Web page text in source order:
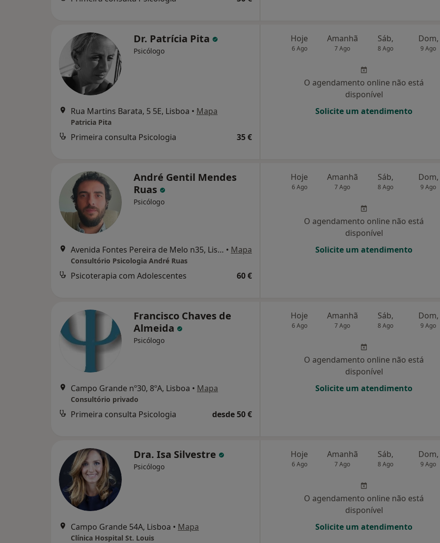
Dr. Patrícia Pita
Psicólogo
Rua Martins Barata, 5 5E, Lisboa • Mapa
Patricia Pita
Primeira consulta Psicologia 35 €
Hoje
6 Ago
Amanhã
7 Ago
Sáb,
8 Ago
Dom,
9 Ago
O agendamento online não está
disponível
Solicite um atendimento
André Gentil Mendes
Ruas
Psicólogo
Avenida Fontes Pereira de Melo n35, Lisboa • Mapa
Consultório Psicologia André Ruas
Psicoterapia com Adolescentes 60 €
Hoje
6 Ago
Amanhã
7 Ago
Sáb,
8 Ago
Dom,
9 Ago
O agendamento online não está
disponível
Solicite um atendimento
Francisco Chaves de
Almeida
Psicólogo
Campo Grande nº30, 8ºA, Lisboa • Mapa
Consultório privado
Primeira consulta Psicologia desde 50 €
Hoje
6 Ago
Amanhã
7 Ago
Sáb,
8 Ago
Dom,
9 Ago
O agendamento online não está
disponível
Solicite um atendimento
Dra. Isa Silvestre
Psicólogo
Campo Grande 54A, Lisboa • Mapa
Clínica Hospital St. Louis
Hoje
6 Ago
Amanhã
7 Ago
Sáb,
8 Ago
Dom,
9 Ago
O agendamento online não está
disponível
Solicite um atendimento